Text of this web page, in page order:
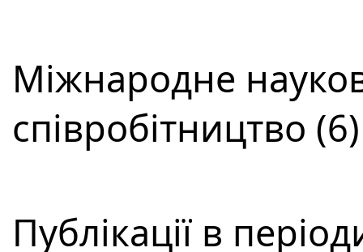
Міжнародне
співробітництво (6)
Публікації в